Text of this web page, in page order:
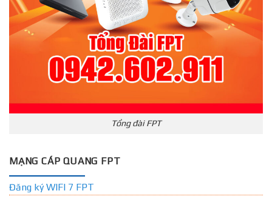
Tổng đài FPT
MẠNG CÁP QUANG FPT
Đăng ký WIFI 7 FPT